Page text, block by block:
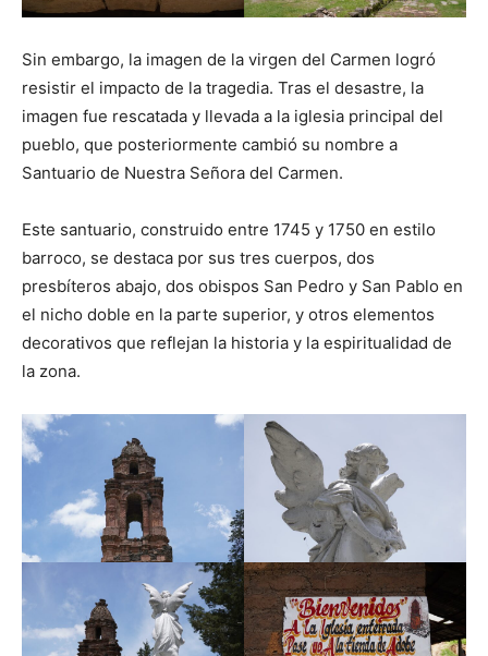
Sin embargo, la imagen de la virgen del Carmen logró
resistir el impacto de la tragedia. Tras el desastre, la
imagen fue rescatada y llevada a la iglesia principal del
pueblo, que posteriormente cambió su nombre a
Santuario de Nuestra Señora del Carmen.
Este santuario, construido entre 1745 y 1750 en estilo
barroco, se destaca por sus tres cuerpos, dos
presbíteros abajo, dos obispos San Pedro y San Pablo en
el nicho doble en la parte superior, y otros elementos
decorativos que reflejan la historia y la espiritualidad de
la zona.